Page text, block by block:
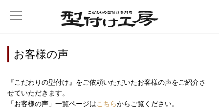
お客様の声
『こだわりの型付け』をご依頼いただいたお客様の声をご紹介さ
せていただきます。
「お客様の声」一覧ページはこちらからご覧ください。